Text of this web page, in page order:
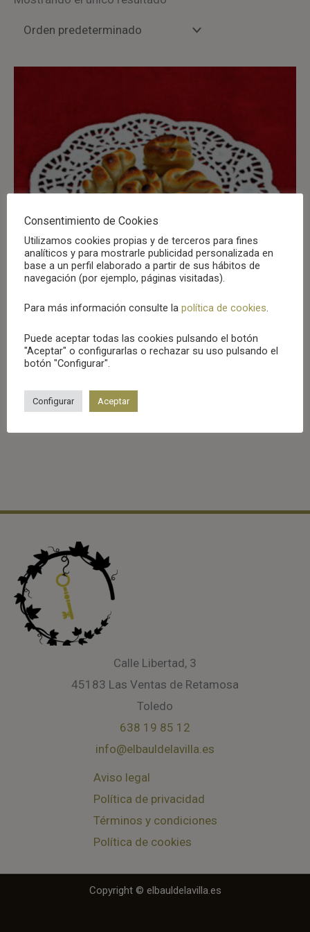
Dulces navideños
8,99€
Calle Libertad, 3
45183 Las Ventas de Retamosa
Toledo
638 19 85 12
info@elbauldelavilla.es
Aviso legal
Política de privacidad
Términos y condiciones
Política de cookies
Copyright © elbauldelavilla.es
Consentimiento de Cookies
Utilizamos cookies propias y de terceros para fines
analíticos y para mostrarle publicidad personalizada en
base a un perfil elaborado a partir de sus hábitos de
navegación (por ejemplo, páginas visitadas).
Para más información consulte la política de cookies.
Puede aceptar todas las cookies pulsando el botón
"Aceptar" o configurarlas o rechazar su uso pulsando el
botón "Configurar".
Configurar Aceptar